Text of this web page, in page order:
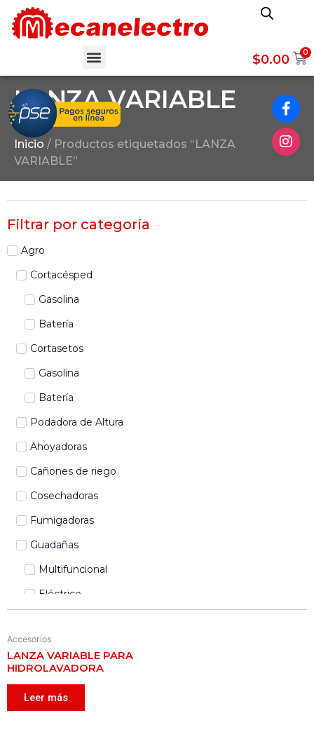
contenido
Menu $0.00 0
LANZA VARIABLE
Inicio / Productos etiquetados “LANZA
VARIABLE”
Filtrar por categoría
Agro
Cortacésped
Gasolina
Batería
Cortasetos
Gasolina
Batería
Podadora de Altura
Ahoyadoras
Cañones de riego
Cosechadoras
Fumigadoras
Guadañas
Multifuncional
Eléctrico
Gasolina
Molinos
Motosierras
Accesorios
LANZA VARIABLE PARA
HIDROLAVADORA
Leer más